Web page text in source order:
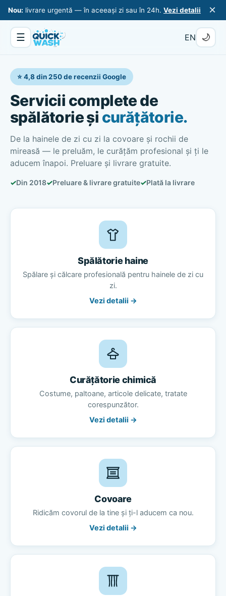
Nou: livrare urgentă — în aceeași zi sau în 24h. Vezi detalii ×
☰ EN 🌙
⭐ 4,8 din 250 de recenzii Google
Servicii complete de
spălătorie și curățătorie.
De la hainele de zi cu zi la covoare și rochii de
mireasă — le preluăm, le curățăm profesional și ți le
aducem înapoi. Preluare și livrare gratuite.
✓Din 2018✓Preluare & livrare gratuite✓Plată la livrare
Spălătorie haine
Spălare și călcare profesională pentru hainele de zi cu
zi.
Vezi detalii →
Curățătorie chimică
Costume, paltoane, articole delicate, tratate
corespunzător.
Vezi detalii →
Covoare
Ridicăm covorul de la tine și ți-l aducem ca nou.
Vezi detalii →